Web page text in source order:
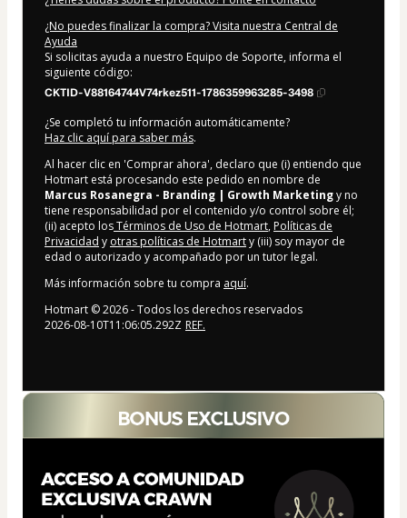
¿No puedes finalizar la compra? Visita nuestra Central de
Ayuda
Si solicitas ayuda a nuestro Equipo de Soporte, informa el
siguiente código:
CKTID-V88164744V74rkez511-1786359963285-3498
¿Se completó tu información automáticamente?
Haz clic aquí para saber más.
Al hacer clic en 'Comprar ahora', declaro que (i) entiendo que
Hotmart está procesando este pedido en nombre de
Marcus Rosanegra - Branding | Growth Marketingy no
tiene responsabilidad por el contenido y/o control sobre él;
(ii) acepto losTérminos de Uso de Hotmart, Políticas de
Privacidad y otras políticas de Hotmarty (iii) soy mayor de
edad o autorizado y acompañado por un tutor legal.
Más información sobre tu compra aquí.
Hotmart ©2026- Todos los derechos reservados
2026-08-10T11:06:05.292Z REF.